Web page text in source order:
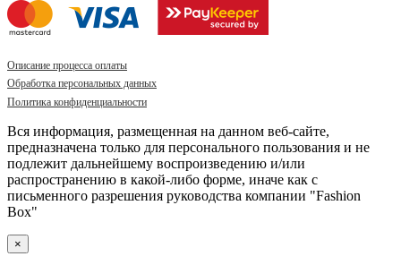
Описание процесса оплаты
Обработка персональных данных
Политика конфиденциальности
Вся информация, размещенная на данном веб-сайте,
предназначена только для персонального пользования и не
подлежит дальнейшему воспроизведению и/или
распространению в какой-либо форме, иначе как с
письменного разрешения руководства компании "Fashion
Box"
×